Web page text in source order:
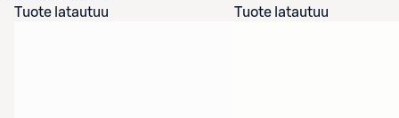
Tuote latautuu
Tuote latautuu